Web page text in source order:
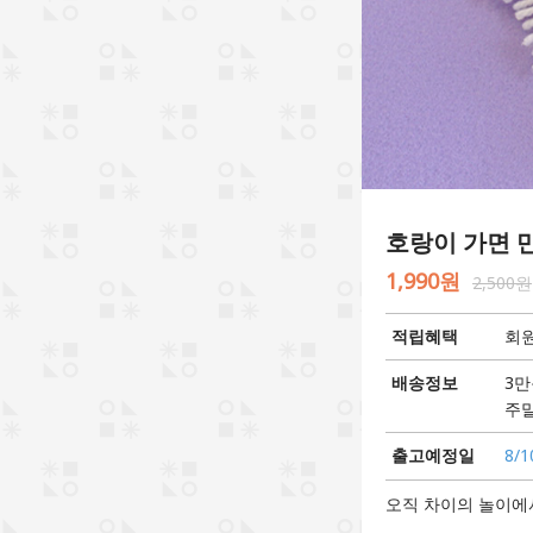
호랑이 가면
1,990원 2,500원
적립혜택 회
배송정보
3
주
출고예정일 8/
오직 차이의 놀이에